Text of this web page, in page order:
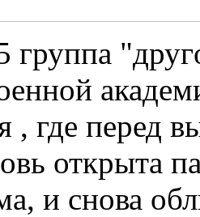
группa
, где перед
открыта
и снова